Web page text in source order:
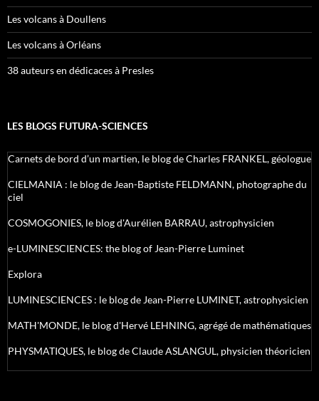
Les volcans à Doullens
Les volcans à Orléans
38 auteurs en dédicaces à Presles
LES BLOGS FUTURA-SCIENCES
Carnets de bord d’un martien, le blog de Charles FRANKEL, géologue
CIELMANIA : le blog de Jean-Baptiste FELDMANN, photographe du
ciel
COSMOGONIES, le blog d'Aurélien BARRAU, astrophysicien
e-LUMINESCIENCES: the blog of Jean-Pierre Luminet
Explora
LUMINESCIENCES : le blog de Jean-Pierre LUMINET, astrophysicien
MATH'MONDE, le blog d'Hervé LEHNING, agrégé de mathématiques
PHYSMATIQUES, le blog de Claude ASLANGUL, physicien théoricien